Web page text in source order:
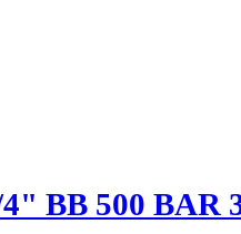
BB 500 BAR